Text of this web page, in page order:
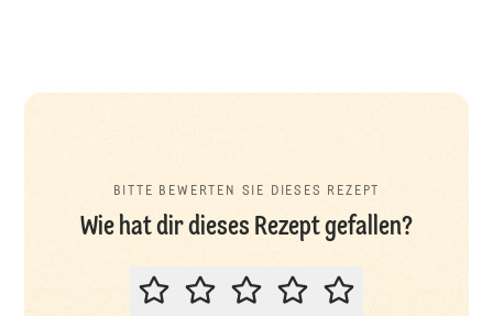
BITTE BEWERTEN SIE DIESES REZEPT
Wie hat dir dieses Rezept gefallen?
BITTE BEWERTEN SIE DIESES